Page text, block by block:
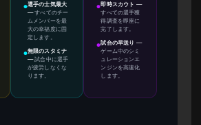
●選手の士気最大
—すべてのチー
ムメンバーを最
大の幸福度に固
定します。
●無限のスタミナ
—試合中に選手
が疲労しなくな
ります。
●即時スカウト —
すべての選手獲
得調査を即座に
完了します。
●試合の早送り —
ゲーム中のシミ
ュレーションエ
ンジンを高速化
します。